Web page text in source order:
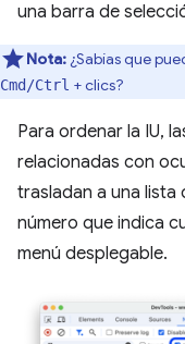
una barra de
Nota: ¿Sabías que
Cmd/Ctrl + clics?
Para ordenar la IU,
relacionadas con
trasladan a una lista
número que indica
menú desplegable.